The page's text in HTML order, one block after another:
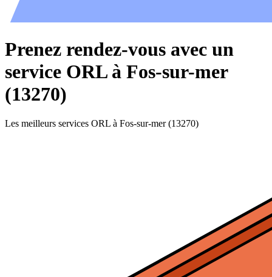
Prenez rendez-vous avec un
service ORL à Fos-sur-mer
(13270)
Les meilleurs services ORL à Fos-sur-mer (13270)